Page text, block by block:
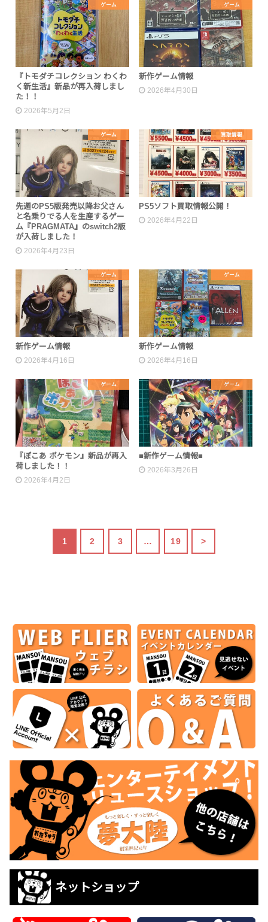
ゲーム
『トモダチコレクション わくわ
く新生活』新品が再入荷しまし
た！！
2026年5月2日
ゲーム
新作ゲーム情報
2026年4月30日
ゲーム
先週のPS5版発売以降お父さん
と名乗りでる人を生産するゲー
ム『PRAGMATA』のswitch2版
が入荷しました！
2026年4月23日
買取情報
PS5ソフト買取情報公開！
2026年4月22日
ゲーム
新作ゲーム情報
2026年4月16日
ゲーム
新作ゲーム情報
2026年4月16日
ゲーム
『ぽこあ ポケモン』新品が再入
荷しました！！
2026年4月2日
ゲーム
■新作ゲーム情報■
2026年3月26日
1 2 3 … 19 >
ネットショップ